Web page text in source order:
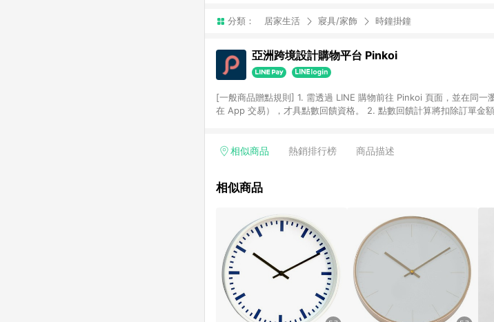
分類： 居家生活 寢具/家飾 時鐘掛鐘
亞洲跨境設計購物平台 Pinkoi
[一般商品贈點規則] 1. 需透過 LINE 購物前往 Pinkoi 頁面，並在同
在 App 交易），才具點數回饋資格。 2. 點數回饋計算將扣除訂單金
格，部分退款不在此限。 6. APP 請更新至Android v4.6.0 / iOS
使用規則請以點數紅包活動說明為準。 11. 若於 LINE 購物前往
相似商品 熱銷排行榜 商品描述
相似商品